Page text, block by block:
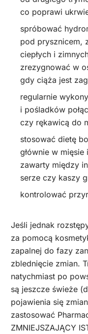
co poprawi
spróbować
pod prysznicem,
ciepłych i
zrezygnować w
gdy ciąża jest
regularnie
i pośladków
czy rękawicą do
stosować dietę
głównie w
zawarty między
serze czy kaszy
kontrolować
Jeśli jednak
za pomocą
zapalnej do fazy
zblednięcie zmian.
natychmiast po
są jeszcze świeże
pojawienia się
zastosować
ZMNIEJSZAJĄCY